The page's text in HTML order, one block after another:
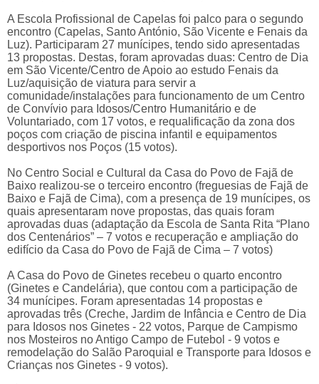
A Escola Profissional de Capelas foi palco para o segundo
encontro (Capelas, Santo António, São Vicente e Fenais da
Luz). Participaram 27 munícipes, tendo sido apresentadas
13 propostas. Destas, foram aprovadas duas: Centro de Dia
em São Vicente/Centro de Apoio ao estudo Fenais da
Luz/aquisição de viatura para servir a
comunidade/instalações para funcionamento de um Centro
de Convívio para Idosos/Centro Humanitário e de
Voluntariado, com 17 votos, e requalificação da zona dos
poços com criação de piscina infantil e equipamentos
desportivos nos Poços (15 votos).
No Centro Social e Cultural da Casa do Povo de Fajã de
Baixo realizou-se o terceiro encontro (freguesias de Fajã de
Baixo e Fajã de Cima), com a presença de 19 munícipes, os
quais apresentaram nove propostas, das quais foram
aprovadas duas (adaptação da Escola de Santa Rita “Plano
dos Centenários” – 7 votos e recuperação e ampliação do
edifício da Casa do Povo de Fajã de Cima – 7 votos)
A Casa do Povo de Ginetes recebeu o quarto encontro
(Ginetes e Candelária), que contou com a participação de
34 munícipes. Foram apresentadas 14 propostas e
aprovadas três (Creche, Jardim de Infância e Centro de Dia
para Idosos nos Ginetes - 22 votos, Parque de Campismo
nos Mosteiros no Antigo Campo de Futebol - 9 votos e
remodelação do Salão Paroquial e Transporte para Idosos e
Crianças nos Ginetes - 9 votos).